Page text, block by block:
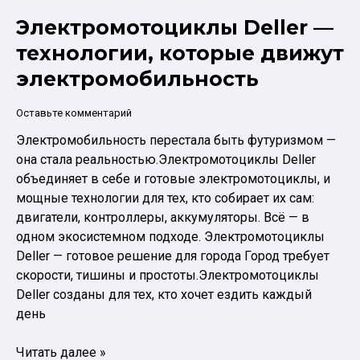
Электромотоциклы Deller —
технологии, которые движут
электромобильность
Оставьте комментарий
Электромобильность перестала быть футуризмом —
она стала реальностью.Электромотоциклы Deller
объединяет в себе и готовые электромотоциклы, и
мощные технологии для тех, кто собирает их сам:
двигатели, контроллеры, аккумуляторы. Всё — в
одном экосистемном подходе. Электромотоциклы
Deller — готовое решение для города Город требует
скорости, тишины и простоты.Электромотоциклы
Deller созданы для тех, кто хочет ездить каждый
день
Электромотоциклы
Читать далее »